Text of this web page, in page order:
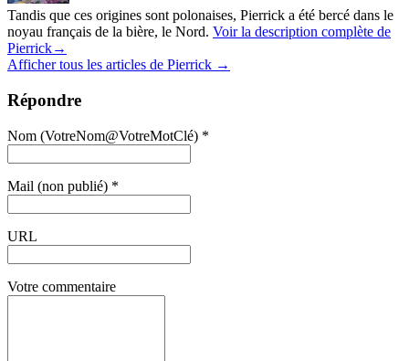
Tandis que ces origines sont polonaises, Pierrick a été bercé dans le
noyau français de la bière, le Nord. Voir la description complète de
Pierrick→
Afficher tous les articles de Pierrick →
Répondre
Nom (VotreNom@VotreMotClé) *
Mail (non publié) *
URL
Votre commentaire